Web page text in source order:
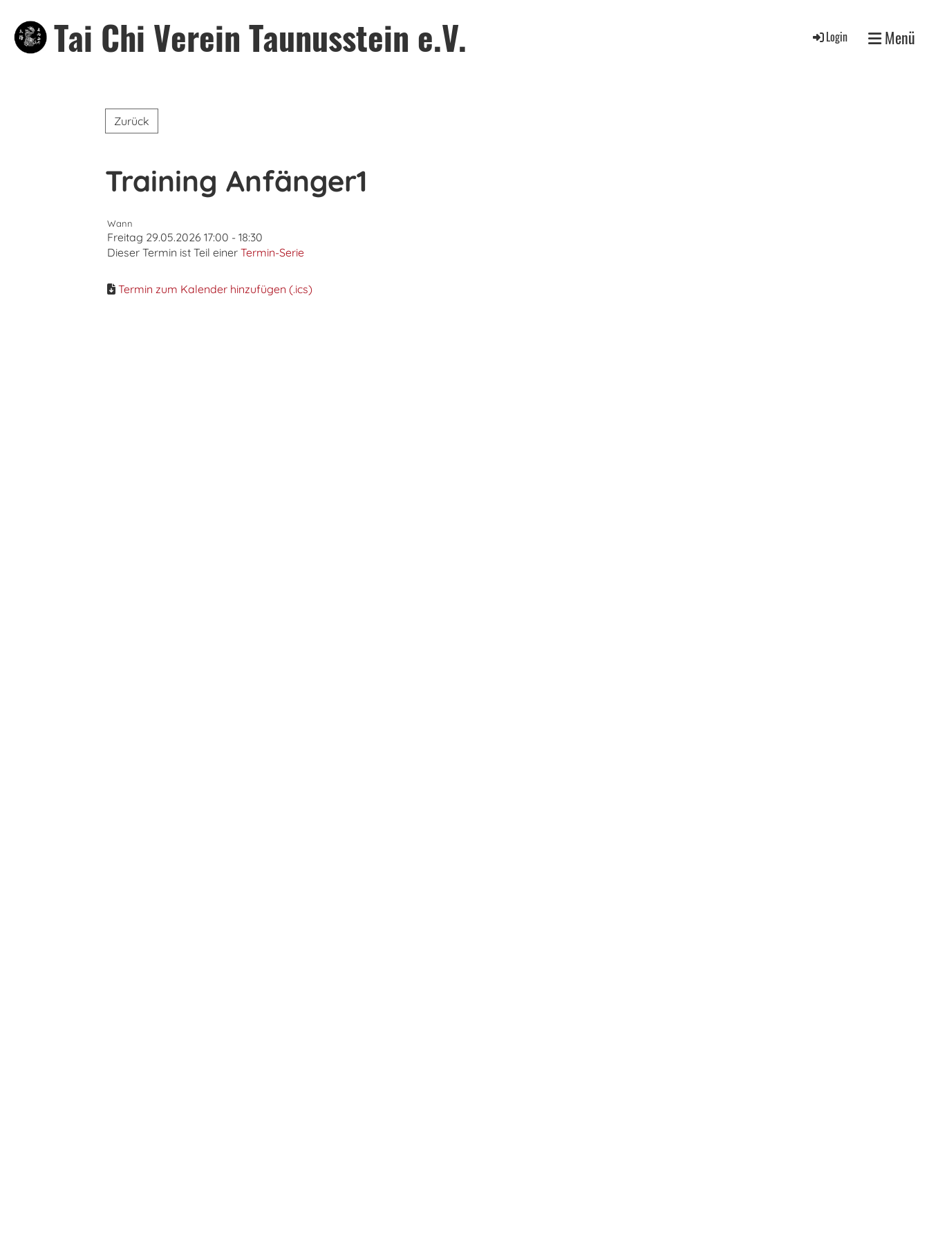
Tai Chi Verein Taunusstein e.V. Login Menü
Zurück
Training Anfänger1
Wann
Freitag 29.05.2026 17:00 - 18:30
Dieser Termin ist Teil einer Termin-Serie
Termin zum Kalender hinzufügen (.ics)